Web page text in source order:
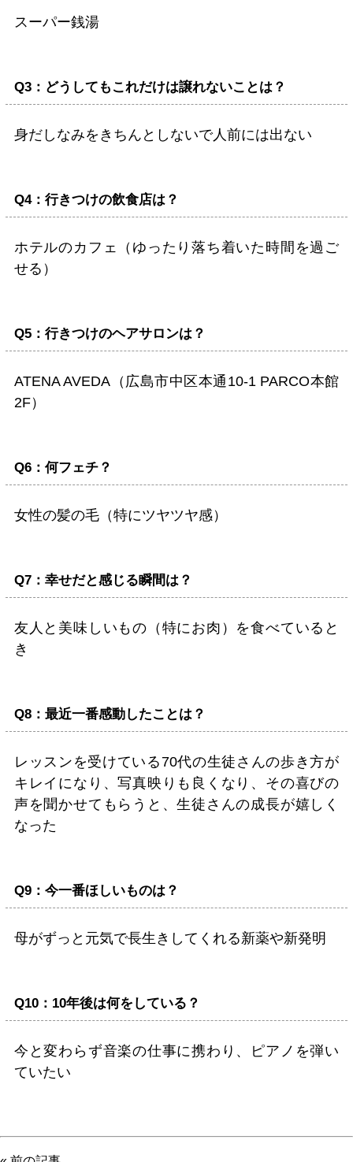
スーパー銭湯
Q3：どうしてもこれだけは譲れないことは？
身だしなみをきちんとしないで人前には出ない
Q4：行きつけの飲食店は？
ホテルのカフェ（ゆったり落ち着いた時間を過ご
せる）
Q5：行きつけのヘアサロンは？
ATENA AVEDA（広島市中区本通10-1 PARCO本館
2F）
Q6：何フェチ？
女性の髪の毛（特にツヤツヤ感）
Q7：幸せだと感じる瞬間は？
友人と美味しいもの（特にお肉）を食べていると
き
Q8：最近一番感動したことは？
レッスンを受けている70代の生徒さんの歩き方が
キレイになり、写真映りも良くなり、その喜びの
声を聞かせてもらうと、生徒さんの成長が嬉しく
なった
Q9：今一番ほしいものは？
母がずっと元気で長生きしてくれる新薬や新発明
Q10：10年後は何をしている？
今と変わらず音楽の仕事に携わり、ピアノを弾い
ていたい